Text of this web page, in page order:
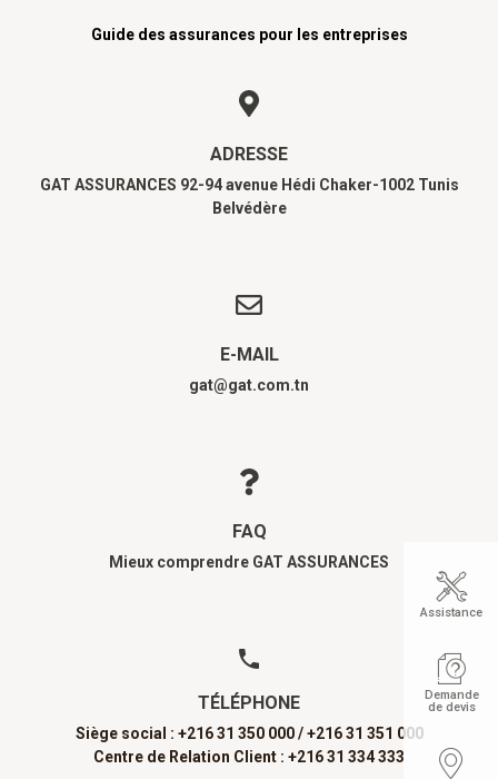
Guide des assurances pour les entreprises
ADRESSE
GAT ASSURANCES 92-94 avenue Hédi Chaker-1002 Tunis
Belvédère
E-MAIL
gat@gat.com.tn
FAQ
Mieux comprendre GAT ASSURANCES
TÉLÉPHONE
Siège social : +216 31 350 000 / +216 31 351 000
Centre de Relation Client : +216 31 334 333
Assistance
Demande
de devis